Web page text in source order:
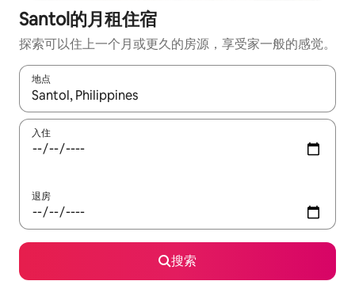
Santol的月租住宿
探索可以住上一个月或更久的房源，享受家一般的感觉。
地点
如有搜索结果，请使用上下方向键查看，或通过点击或滑动手势
入住
退房
搜索